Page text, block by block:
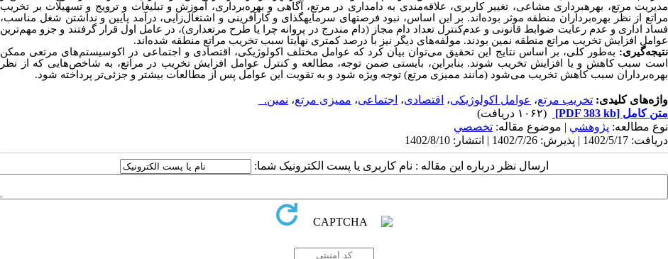
مدیریت مرتع، بهرهبرداری مشاعی، تغییر کاربری، علاقه‌مندی به دامداری در مرتع، آگاهی و بهره‌برداری، آموزش و تبلیغات و ترویج و تسهیلات بر تخریب
مراتع از نظر بهره‌برداران منطقه موثر بوده‌اند. بر این اساس، نبود فرصت­های سرمایه­گذای و کارآفرینی و اشتغال‌زایی، درآمد ­پایین و نداشتن شغل مناسب،
فساد اداری و عدم رعایت ضوابط قانونی و عدم‌کنترل تعداد دام مجاز (دام مندرج در پروانه چرا یا طرح مرتعداری)، در عامل اول قرار گرفتند و جزو مهم‌ترین
عوامل افزایش تخریب مراتع منطقه نمین بودند. مولفه‌های دیگر نیز با درصد کمتری نهایتا سبب تخریب مراتع منطقه شده‌اند.
نتیجه‌گیری: به‌طور کلی، بر اساس نتایج این تحقیق می‌توان بیان کرد که عوامل مختلف اکولوژیکی، اقتصادی و اجتماعی در اکوسیستم‌های مرتعی ممکن
است سبب کاهش و یا افزایش تخریب شوند. بنابراین، بایستی ضمن توجه، مطالعه و کنترل عوامل افزایش تخریب در مراتع، به شاخص‌هایی که از نظر
بهره‌برداران سبب کاهش تخریب می‌شود (مانند ممیزی مرتع) توجه ویژه شود و به تقویت این عوامل پس از مطالعات بیشتر و جزئی‌تر پرداخته شود.
واژه‌های کلیدی: تخریب مرتع، عوامل اکولوژیکی، اقتصادی، اجتماعی، ممیزی مرتع، نمین.
متن کامل [PDF 383 kb]
(۱۰۶۲ دریافت)
نوع مطالعه: پژوهشي | موضوع مقاله: تخصصي
دریافت: 1402/5/17 | پذیرش: 1402/7/26 | انتشار: 1402/8/10
ارسال نظر درباره این مقاله : نام کاربری یا پست الکترونیک شما: